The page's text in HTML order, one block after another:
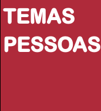
TEMAS
PESSOAS